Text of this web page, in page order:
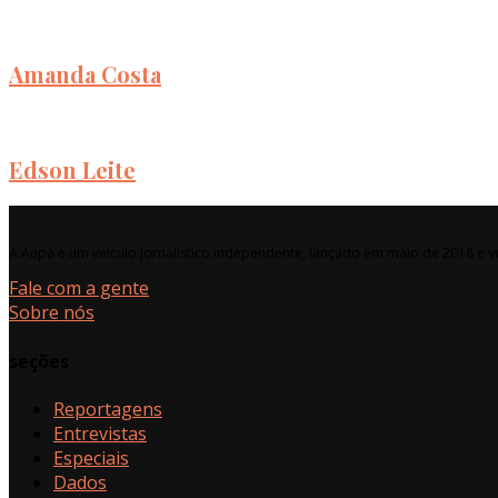
Amanda Costa
Edson Leite
Fale com a gente
Sobre nós
Reportagens
Entrevistas
Especiais
Dados